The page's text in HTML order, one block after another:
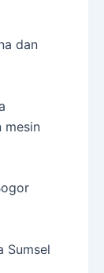
dan
mesin
Sumsel